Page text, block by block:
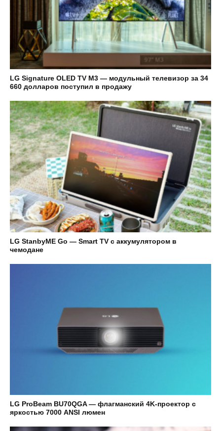
LG Signature OLED TV M3 — модульный телевизор за 34
660 долларов поступил в продажу
LG StanbyME Go — Smart TV с аккумулятором в
чемодане
LG ProBeam BU70QGA — флагманский 4K-проектор с
яркостью 7000 ANSI люмен